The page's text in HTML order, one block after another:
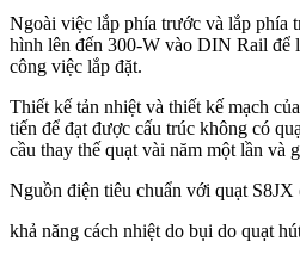
Ngoài việc lắp phía trước và lắp phía
hình lên đến 300-W vào DIN Rail để
công việc lắp đặt.
Thiết kế tản nhiệt và thiết kế mạch
tiến để đạt được cấu trúc không có
cầu thay thế quạt vài năm một lần và
Nguồn điện tiêu chuẩn với quạt
khả năng cách nhiệt do bụi do quạt